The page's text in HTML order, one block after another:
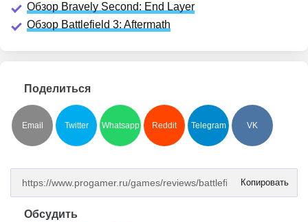
Обзор Bravely Second: End Layer
Обзор Battlefield 3: Aftermath
Поделиться
Email Twitter Whatsapp Reddit Telegram VK
Копировать
Обсудить